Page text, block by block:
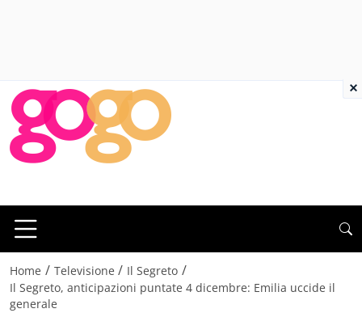
Home / Televisione / Il Segreto /
Il Segreto, anticipazioni puntate 4 dicembre: Emilia uccide il
generale
×